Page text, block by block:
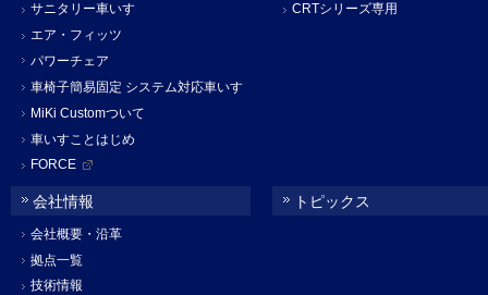
サニタリー車いす
エア・フィッツ
パワーチェア
車椅子簡易固定 システム対応車いす
MiKi Customついて
車いすことはじめ
FORCE
CRTシリーズ専用
会社情報
会社概要・沿革
拠点一覧
技術情報
トピックス